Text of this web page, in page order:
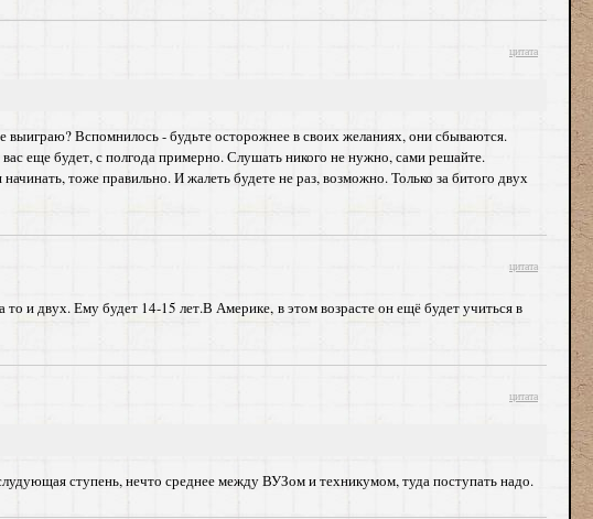
цитата
выиграю? Вспомнилось - будьте осторожнее в своих желаниях, они сбываются.
еще будет, с полгода примерно. Слушать никого не нужно, сами решайте.
тоже правильно. И жалеть будете не раз, возможно. Только за битого двух
цитата
и двух. Ему будет 14-15 лет.В Америке, в этом возрасте он ещё будет учиться в
цитата
ступень, нечто среднее между ВУЗом и техникумом, туда поступать надо.